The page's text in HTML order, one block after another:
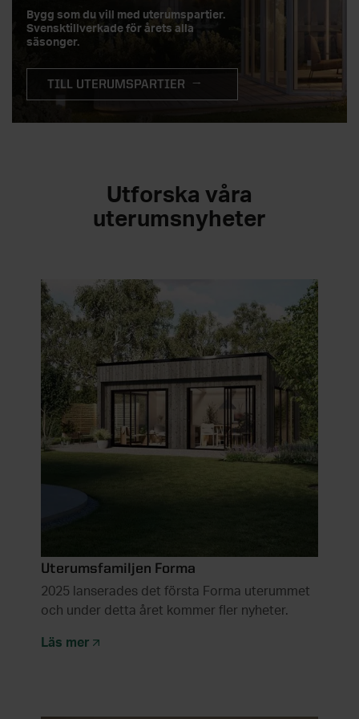
Bygg som du vill med uterumspartier.
Svensktillverkade för årets alla
säsonger.
TILL UTERUMSPARTIER
Utforska våra
uterumsnyheter
Uterumsfamiljen Forma
2025 lanserades det första Forma uterummet
och under detta året kommer fler nyheter.
Läs mer